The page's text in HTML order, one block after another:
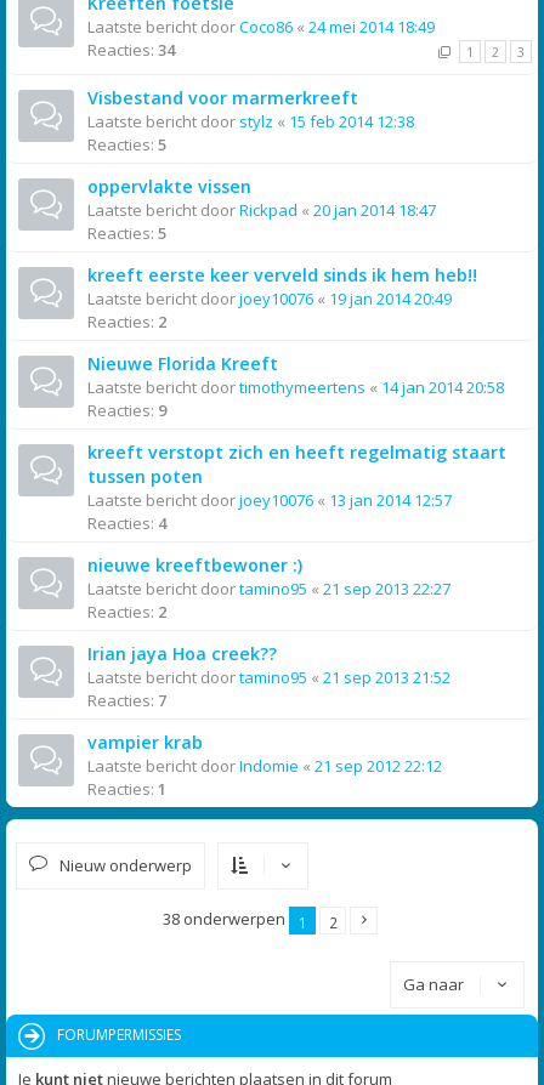
Laatste bericht doorCoco86 « 24 mei 2014 18:49
Reacties: 34 1 2 3
Visbestand voor marmerkreeft
Laatste bericht door stylz « 15 feb 2014 12:38
Reacties: 5
oppervlakte vissen
Laatste bericht doorRickpad « 20 jan 2014 18:47
Reacties: 5
kreeft eerste keer verveld sinds ik hem heb!!
Laatste bericht doorjoey10076 « 19 jan 2014 20:49
Reacties: 2
Nieuwe Florida Kreeft
Laatste bericht doortimothymeertens « 14 jan 2014 20:58
Reacties: 9
kreeft verstopt zich en heeft regelmatig staart
tussen poten
Laatste bericht doorjoey10076 « 13 jan 2014 12:57
Reacties: 4
nieuwe kreeftbewoner :)
Laatste bericht doortamino95 « 21 sep 2013 22:27
Reacties: 2
Irian jaya Hoa creek??
Laatste bericht doortamino95 « 21 sep 2013 21:52
Reacties: 7
vampier krab
Laatste bericht doorIndomie « 21 sep 2012 22:12
Reacties: 1
Nieuw onderwerp
38 onderwerpen 1 2
Ga naar
FORUMPERMISSIES
Je kunt nietnieuwe berichten plaatsen in dit forum